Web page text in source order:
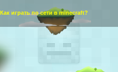
Как играть по сети в minecraft?